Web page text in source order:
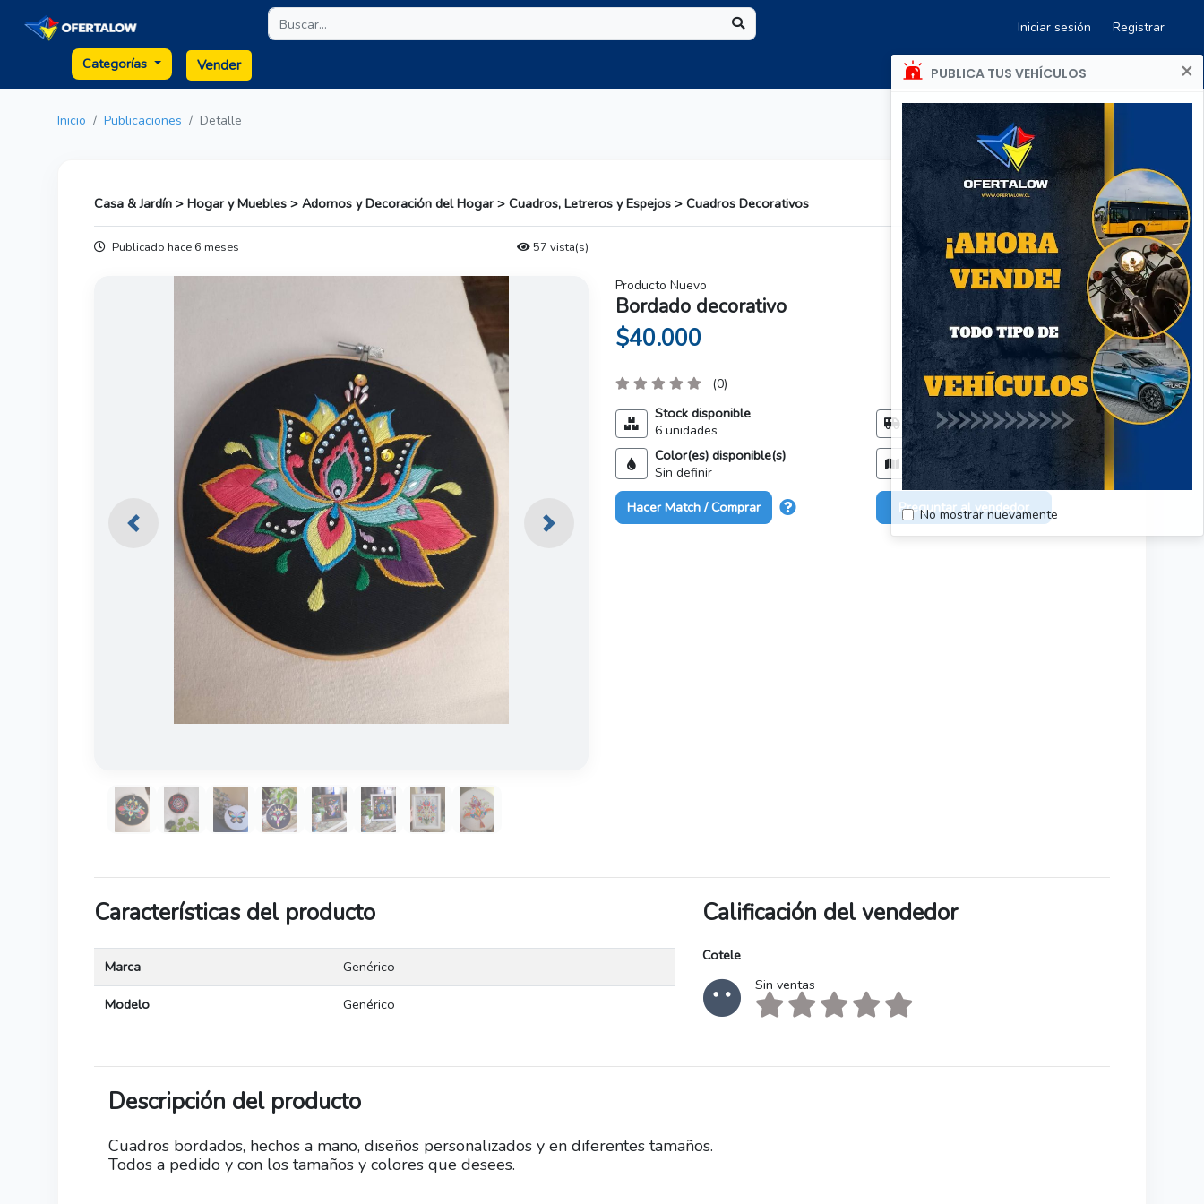
Iniciar sesión Registrar
Categorías Vender
Inicio Publicaciones Detalle
PUBLICA TUS VEHÍCULOS ×
No mostrar nuevamente
Casa & Jardín > Hogar y Muebles > Adornos y Decoración del Hogar > Cuadros, Letreros y Espejos > Cuadros Decorativos
Publicado hace 6 meses 57 vista(s)
Previous Next
Producto Nuevo
Bordado decorativo
$40.000
(0)
Stock disponible
6 unidades
Método de entrega
Acordar con el comprador
Color(es) disponible(s)
Sin definir
Zonas de entrega
Solo en: Región de los Ríos
Hacer Match / Comprar Preguntar al vendedor
Características del producto
Marca Genérico
Modelo Genérico
Calificación del vendedor
Cotele
Sin ventas
Descripción del producto
Cuadros bordados, hechos a mano, diseños personalizados y en diferentes tamaños.
Todos a pedido y con los tamaños y colores que desees.